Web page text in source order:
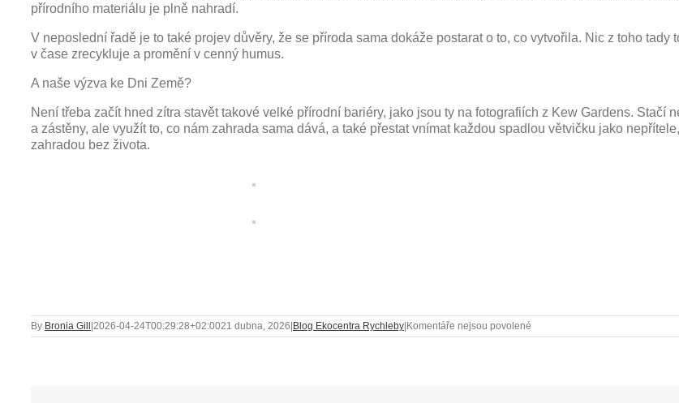
přírodního materiálu je plně nahradí.
V neposlední řadě je to také projev důvěry, že se příroda sama dokáže postarat o to, co vytvořila. Nic z toho tady
v čase zrecykluje a promění v cenný humus.
A naše výzva ke Dni Země?
Není třeba začít hned zítra stavět takové velké přírodní bariéry, jako jsou ty na fotografiích z Kew Gardens. Stačí
a zástěny, ale využít to, co nám zahrada sama dává, a také přestat vnímat každou spadlou větvičku jako
zahradou bez života.
By Bronia Gill 2026-04-24T00:29:28+02:0021 dubna, 2026 Blog Ekocentra Rychleby Komentáře nejsou povolené
textu